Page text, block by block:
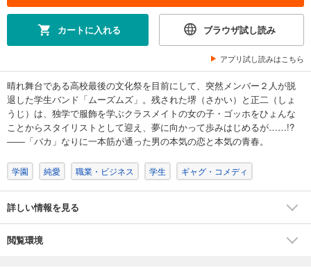
カートに入れる ブラウザ試し読み
アプリ試し読みはこちら
晴れ舞台である高校最後の文化祭を目前にして、突然メンバー２人が脱
退した学生バンド「ムーズムズ」。残された堺（さかい）と正二（しょ
うじ）は、独学で服飾を学ぶクラスメイトの女の子・ゴッホをひょんな
ことからスタイリストとして迎え、夢に向かって歩みはじめるが……!?
――「バカ」なりに一本筋が通った男の本気の恋と本気の青春。
学園 純愛 職業・ビジネス 学生 ギャグ・コメディ
詳しい情報を見る
閲覧環境